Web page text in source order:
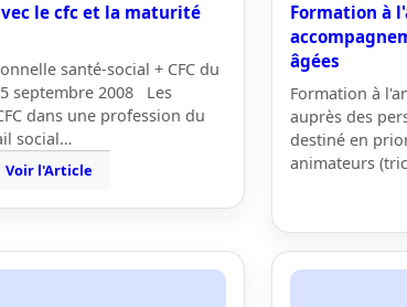
le cfc et la maturité
santé-social + CFC du
septembre 2008 Les
dans une profession du
social…
Voir l'Article
Formation à
âgées
Formation à
auprès des
destiné en
animateurs